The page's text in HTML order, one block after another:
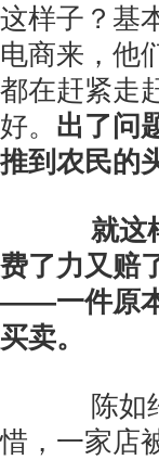
这样子？基
电商来，他
都在赶紧走
好。 出了问
推到农民的
就这
费了力又赔
——一件原本
买卖。
陈如约
惜，一家店